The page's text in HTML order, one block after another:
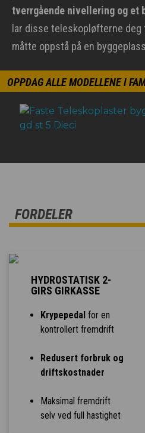
tverrgående nivellering og et
lar disse teleskopløfterne deg
måtte oppstå på en
OPPDAG ALLE MODELLENE I
FORDELER
HYDROSTATISK 2-
GIRS GIRKASSE
Krypepedal for en
kontrollert fremdrift
Redusert forbruk og
driftskostnader
Maksimal fremdrift
selv ved full hastighet